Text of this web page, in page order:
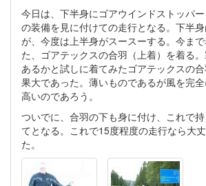
今日は、下半身にゴアウインドストッパ
の装備を見に付けての走行となる。下半
が、今度は上半身がスースーする。今ま
た、ゴアテックスの合羽（上着）を着る
あるかと試しに着てみたゴアテックスの
果大であった。薄いものであるが風を完
高いのであろう。
ついでに、合羽の下も身に付け、これで
てとなる。これで15度程度の走行なら大
た。